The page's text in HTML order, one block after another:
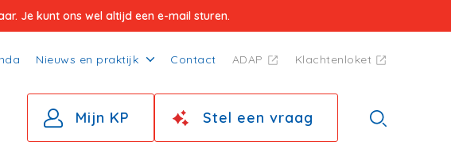
Je kunt ons wel altijd een e-mail sturen.
Nieuws en praktijk Contact ADAP Klachtenloket
Mijn KP Stel een vraag